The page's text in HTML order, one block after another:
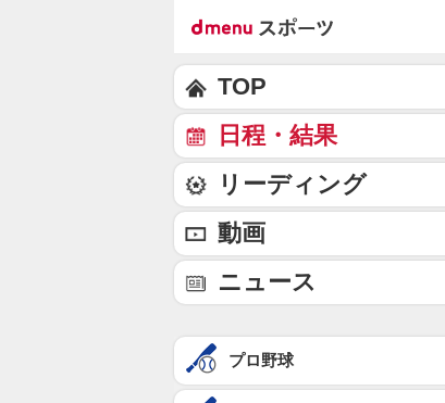
TOP
日程・結果
リーディング
動画
ニュース
プロ野球